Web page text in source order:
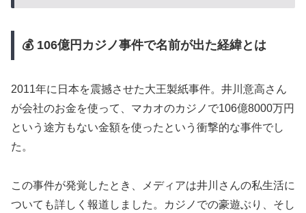
💰 106億円カジノ事件で名前が出た経緯とは
2011年に日本を震撼させた大王製紙事件。井川意高さん
が会社のお金を使って、マカオのカジノで106億8000万円
という途方もない金額を使ったという衝撃的な事件でし
た。
この事件が発覚したとき、メディアは井川さんの私生活に
ついても詳しく報道しました。カジノでの豪遊ぶり、そし